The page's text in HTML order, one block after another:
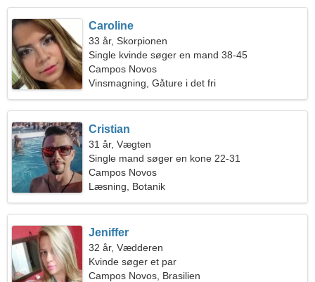
Caroline
33 år, Skorpionen
Single kvinde søger en mand 38-45
Campos Novos
Vinsmagning, Gåture i det fri
Cristian
31 år, Vægten
Single mand søger en kone 22-31
Campos Novos
Læsning, Botanik
Jeniffer
32 år, Vædderen
Kvinde søger et par
Campos Novos, Brasilien